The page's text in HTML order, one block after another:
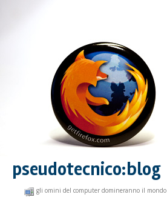
pseudotecnico:blog
gli omini del computer domineranno il mondo